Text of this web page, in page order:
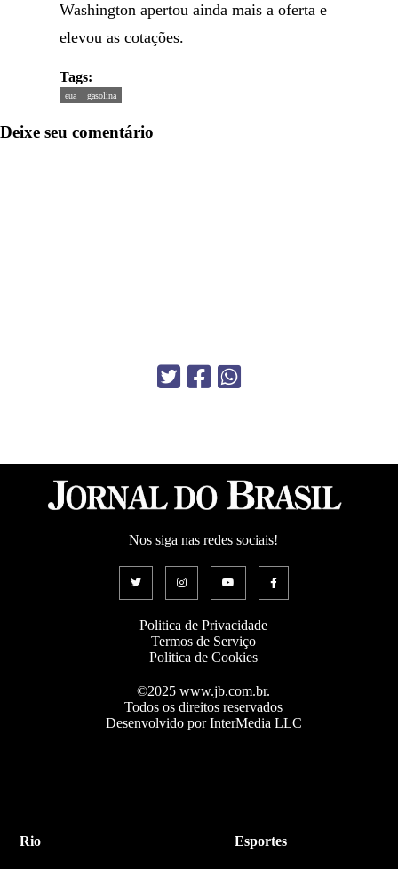
Washington apertou ainda mais a oferta e
elevou as cotações.
Tags:
eua gasolina
Deixe seu comentário
Nos siga nas redes sociais!
Politica de Privacidade
Termos de Serviço
Politica de Cookies
©2025 www.jb.com.br.
Todos os direitos reservados
Desenvolvido por InterMedia LLC
Rio Esportes